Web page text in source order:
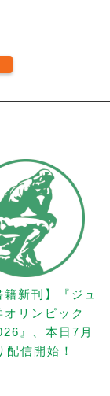
籍新刊】『ジュ
オリンピック
』、本日7月
配信開始！